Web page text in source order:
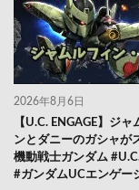
2026年8月6日
【U.C. ENGAGE】ジャ
ンとダニーのガシャが
機動戦士ガンダム
#ガンダムUCエンゲー